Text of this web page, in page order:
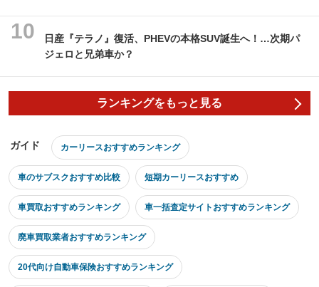
日産『テラノ』復活、PHEVの本格SUV誕生へ！…次期パ
ジェロと兄弟車か？
ランキングをもっと見る
ガイド カーリースおすすめランキング
車のサブスクおすすめ比較 短期カーリースおすすめ
車買取おすすめランキング 車一括査定サイトおすすめランキング
廃車買取業者おすすめランキング
20代向け自動車保険おすすめランキング